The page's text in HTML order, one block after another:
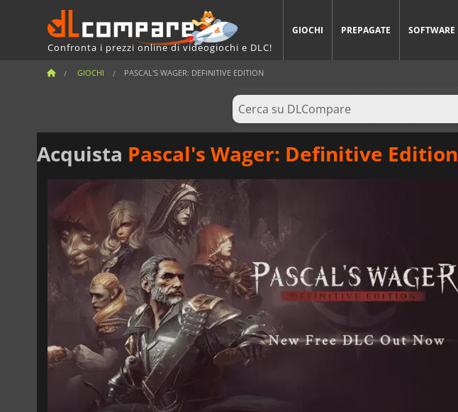
Confronta i prezzi online di videogiochi e DLC!
GIOCHI PREPAGATE SOFTWARE
GIOCHI PASCAL'S WAGER: DEFINITIVE EDITION
Acquista Pascal's Wager: Definitive Edition